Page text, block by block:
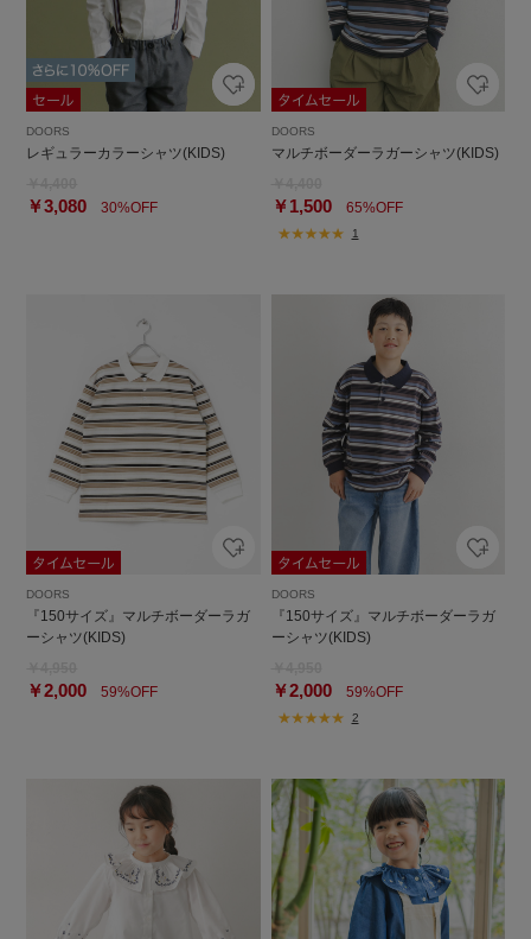
DOORS
レギュラーカラーシャツ(KIDS)
￥3,080 30%OFF
DOORS
マルチボーダーラガーシャツ(KIDS)
￥1,50065%OFF
1
DOORS
『150サイズ』マルチボーダーラガ
ーシャツ(KIDS)
￥2,000 59%OFF
DOORS
『150サイズ』マルチボーダーラガ
ーシャツ(KIDS)
￥2,00059%OFF
2